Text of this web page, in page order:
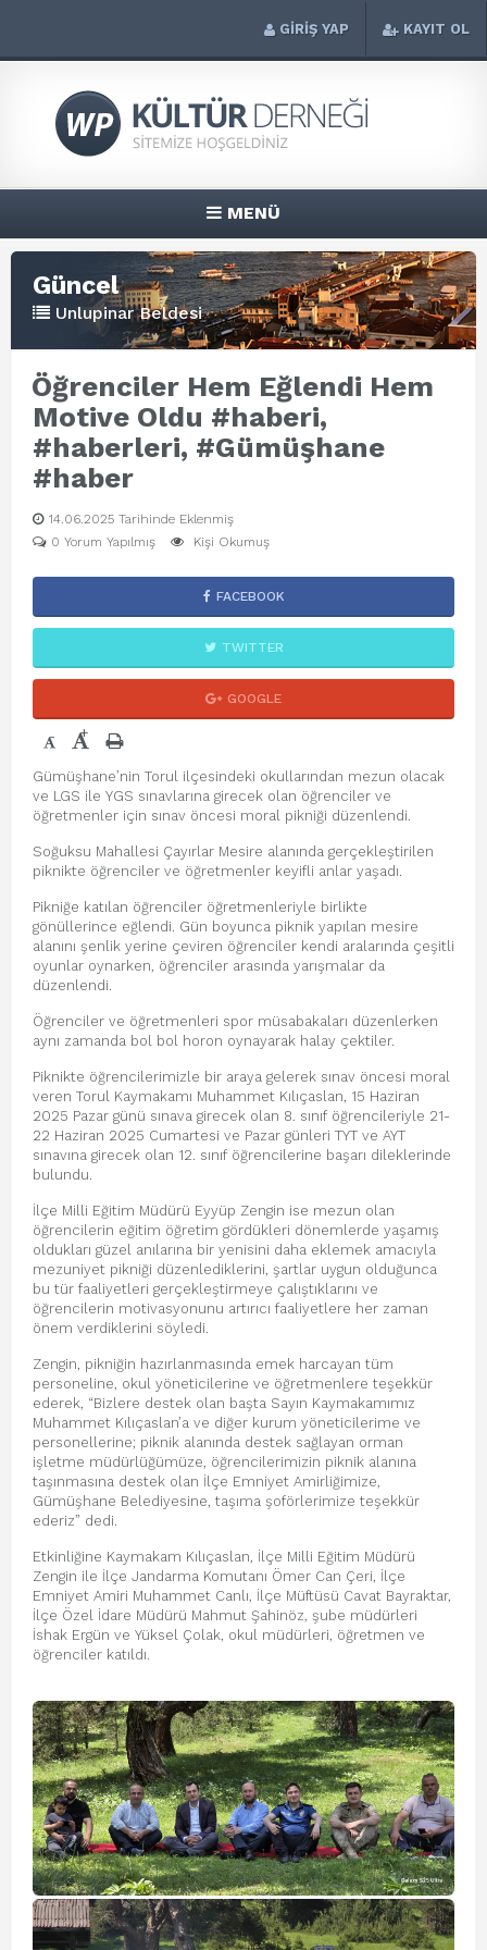
GİRİŞ YAP KAYIT OL
MENÜ
Güncel
Unlupinar Beldesi
Öğrenciler Hem Eğlendi Hem
Motive Oldu #haberi,
#haberleri, #Gümüşhane
#haber
14.06.2025 Tarihinde Eklenmiş
0 Yorum Yapılmış
Kişi Okumuş
FACEBOOK
TWITTER
GOOGLE
- +
Gümüşhane’nin Torul ilçesindeki okullarından mezun olacak
ve LGS ile YGS sınavlarına girecek olan öğrenciler ve
öğretmenler için sınav öncesi moral pikniği düzenlendi.
Soğuksu Mahallesi Çayırlar Mesire alanında gerçekleştirilen
piknikte öğrenciler ve öğretmenler keyifli anlar yaşadı.
Pikniğe katılan öğrenciler öğretmenleriyle birlikte
gönüllerince eğlendi. Gün boyunca piknik yapılan mesire
alanını şenlik yerine çeviren öğrenciler kendi aralarında çeşitli
oyunlar oynarken, öğrenciler arasında yarışmalar da
düzenlendi.
Öğrenciler ve öğretmenleri spor müsabakaları düzenlerken
aynı zamanda bol bol horon oynayarak halay çektiler.
Piknikte öğrencilerimizle bir araya gelerek sınav öncesi moral
veren Torul Kaymakamı Muhammet Kılıçaslan, 15 Haziran
2025 Pazar günü sınava girecek olan 8. sınıf öğrencileriyle 21-
22 Haziran 2025 Cumartesi ve Pazar günleri TYT ve AYT
sınavına girecek olan 12. sınıf öğrencilerine başarı dileklerinde
bulundu.
İlçe Milli Eğitim Müdürü Eyyüp Zengin ise mezun olan
öğrencilerin eğitim öğretim gördükleri dönemlerde yaşamış
oldukları güzel anılarına bir yenisini daha eklemek amacıyla
mezuniyet pikniği düzenlediklerini, şartlar uygun olduğunca
bu tür faaliyetleri gerçekleştirmeye çalıştıklarını ve
öğrencilerin motivasyonunu artırıcı faaliyetlere her zaman
önem verdiklerini söyledi.
Zengin, pikniğin hazırlanmasında emek harcayan tüm
personeline, okul yöneticilerine ve öğretmenlere teşekkür
ederek, “Bizlere destek olan başta Sayın Kaymakamımız
Muhammet Kılıçaslan’a ve diğer kurum yöneticilerime ve
personellerine; piknik alanında destek sağlayan orman
işletme müdürlüğümüze, öğrencilerimizin piknik alanına
taşınmasına destek olan İlçe Emniyet Amirliğimize,
Gümüşhane Belediyesine, taşıma şoförlerimize teşekkür
ederiz” dedi.
Etkinliğine Kaymakam Kılıçaslan, İlçe Milli Eğitim Müdürü
Zengin ile İlçe Jandarma Komutanı Ömer Can Çeri, İlçe
Emniyet Amiri Muhammet Canlı, İlçe Müftüsü Cavat Bayraktar,
İlçe Özel İdare Müdürü Mahmut Şahinöz, şube müdürleri
İshak Ergün ve Yüksel Çolak, okul müdürleri, öğretmen ve
öğrenciler katıldı.